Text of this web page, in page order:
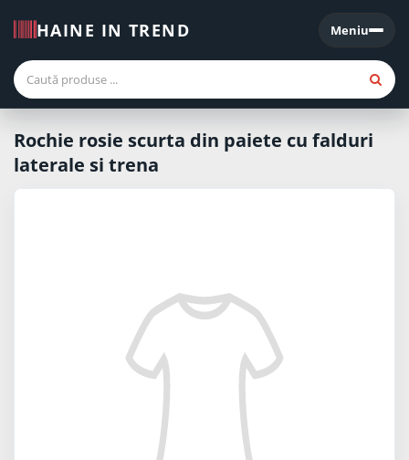
HAINE IN TREND Meniu
Meniu
Rochie rosie scurta din paiete cu falduri
laterale si trena